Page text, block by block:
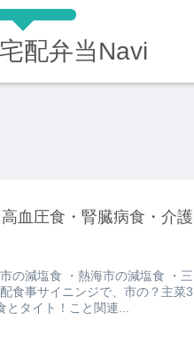
配弁当Navi
血圧食・腎臓病食・介護
の減塩食 ・熱海市の減塩食 ・三
食事サイニンジで、市の？主菜3
タイト！こと関連...